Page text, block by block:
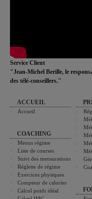
Service Client
"Jean-Michel Berille, le
des télé-conseillers."
ACCUEIL
Accueil
COACHING
Menus régime
Liste de courses
Suivi des mensurations
Réglette de régime
Exercices physiques
Compteur de calories
Calcul poids idéal